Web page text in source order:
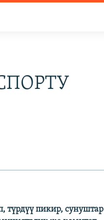
түрдүү пикир, сунуштар